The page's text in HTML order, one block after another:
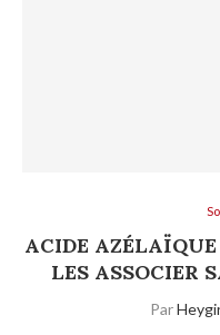
ACIDE
LES ASSOCIER
Par